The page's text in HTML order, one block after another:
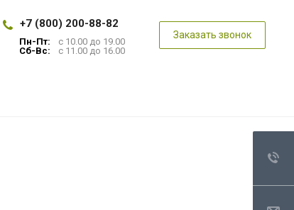
+7 (800) 200-88-82
Пн-Пт:
с 10.00 до 19.00
Сб-Вс:
с 11.00 до 16.00
Заказать звонок